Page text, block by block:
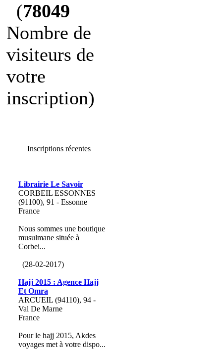
(78049
Nombre de
visiteurs de
votre
inscription)
Inscriptions récentes
Librairie Le Savoir
CORBEIL ESSONNES
(91100), 91 - Essonne
France
Nous sommes une boutique
musulmane située à
Corbei...
(28-02-2017)
Hajj 2015 : Agence Hajj
Et Omra
ARCUEIL (94110), 94 -
Val De Marne
France
Pour le hajj 2015, Akdes
voyages met à votre dispo...